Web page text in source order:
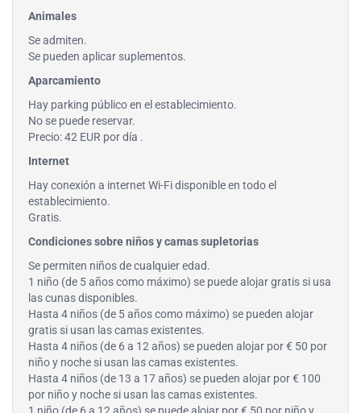
Animales
Se admiten.
Se pueden aplicar suplementos.
Aparcamiento
Hay parking público en el establecimiento.
No se puede reservar.
Precio: 42 EUR por día .
Internet
Hay conexión a internet Wi-Fi disponible en todo el
establecimiento.
Gratis.
Condiciones sobre niños y camas supletorias
Se permiten niños de cualquier edad.
1 niño (de 5 años como máximo) se puede alojar gratis si usa
las cunas disponibles.
Hasta 4 niños (de 5 años como máximo) se pueden alojar
gratis si usan las camas existentes.
Hasta 4 niños (de 6 a 12 años) se pueden alojar por € 50 por
niño y noche si usan las camas existentes.
Hasta 4 niños (de 13 a 17 años) se pueden alojar por € 100
por niño y noche si usan las camas existentes.